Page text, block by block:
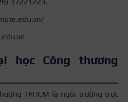
học Công thương
TPHCM là ngôi trường trực